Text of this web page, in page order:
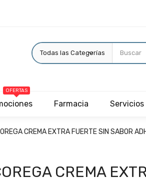
OFERTAS
Farmacia Servicios
CREMA EXTRA FUERTE SIN SABOR
CREMA